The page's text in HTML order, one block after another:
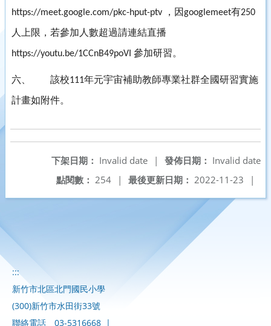
https://meet.google.com/pkc-hput-ptv ，因googlemeet有250
人上限，若參加人數超過請連結直播
https://youtu.be/1CCnB49poVI 參加研習。
六、 該校111年元宇宙補助教師專業社群全國研習實施
計畫如附件。
發佈日期： Invalid date
下架日期： Invalid date
|
最後更新日期： 2022-11-23 |
點閱數： 254 |
:::
新竹市北區北門國民小學
(300)新竹市水田街33號
聯絡電話
03-5316668 |